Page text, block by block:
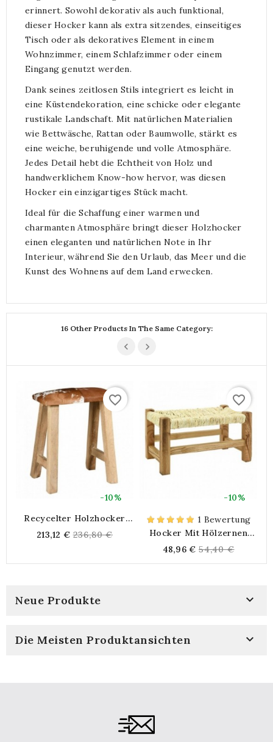
erinnert. Sowohl dekorativ als auch funktional,
dieser Hocker kann als extra sitzendes, einseitiges
Tisch oder als dekoratives Element in einem
Wohnzimmer, einem Schlafzimmer oder einem
Eingang genutzt werden.
Dank seines zeitlosen Stils integriert es leicht in
eine Küstendekoration, eine schicke oder elegante
rustikale Landschaft. Mit natürlichen Materialien
wie Bettwäsche, Rattan oder Baumwolle, stärkt es
eine weiche, beruhigende und volle Atmosphäre.
Jedes Detail hebt die Echtheit von Holz und
handwerklichem Know-how hervor, was diesen
Hocker ein einzigartiges Stück macht.
Ideal für die Schaffung einer warmen und
charmanten Atmosphäre bringt dieser Holzhocker
einen eleganten und natürlichen Note in Ihr
Interieur, während Sie den Urlaub, das Meer und die
Kunst des Wohnens auf dem Land erwecken.
16 Other Products In The Same Category:
-10%
favorite_border
Recycelter Holzhocker
213,12 € Regular
236,80 €
-10%
favorite_border
1 Bewertung
Hocker Mit Hölzernen
Schilfsitz
48,96 € Regular
price
54,40 €
Neue Produkte 
Die Meisten Produktansichten 